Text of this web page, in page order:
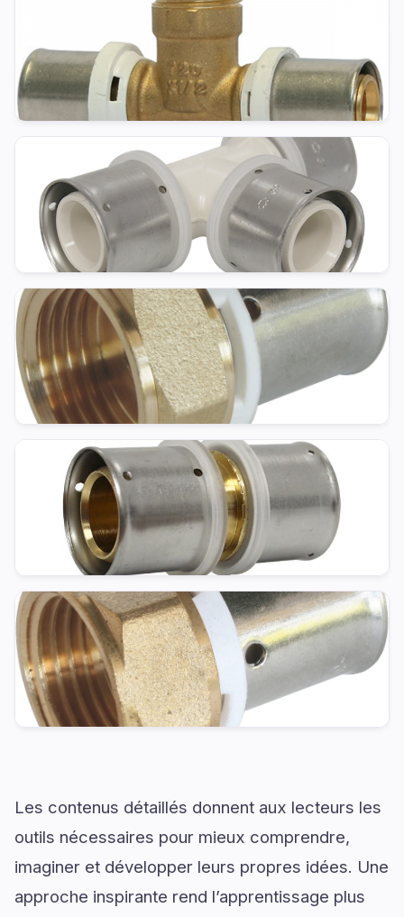
Les contenus détaillés donnent aux lecteurs les
outils nécessaires pour mieux comprendre,
imaginer et développer leurs propres idées. Une
approche inspirante rend l’apprentissage plus